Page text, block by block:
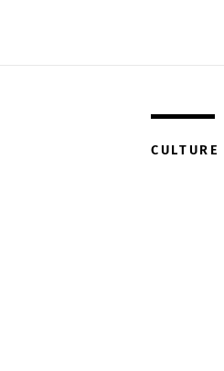
CULTURE